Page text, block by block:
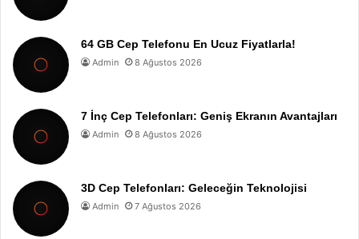
64 GB Cep Telefonu En Ucuz Fiyatlarla!
Admin 8 Ağustos 2026
7 İnç Cep Telefonları: Geniş Ekranın Avantajları
Admin 8 Ağustos 2026
3D Cep Telefonları: Geleceğin Teknolojisi
Admin 7 Ağustos 2026